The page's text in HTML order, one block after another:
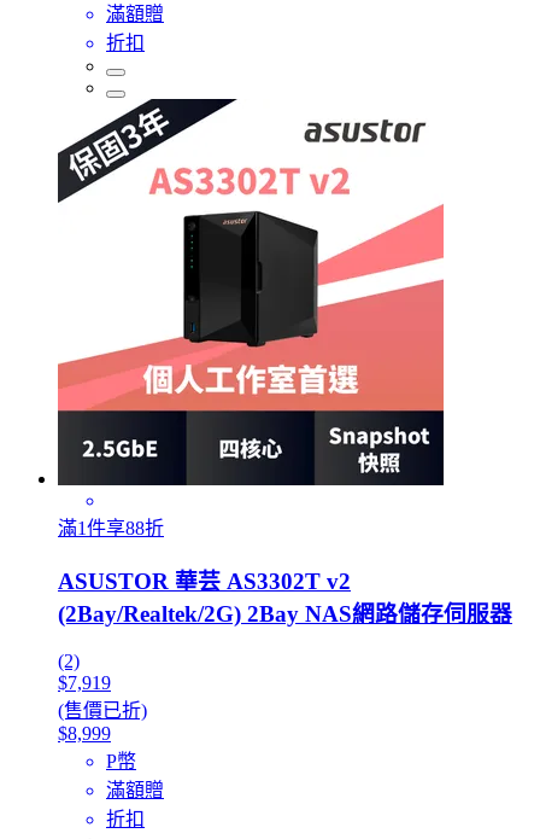
滿額贈
折扣
滿1件享88折
ASUSTOR 華芸 AS3302T v2
(2Bay/Realtek/2G) 2Bay NAS網路儲存伺服器
(2)
$7,919
(售價已折)
$8,999
P幣
滿額贈
折扣